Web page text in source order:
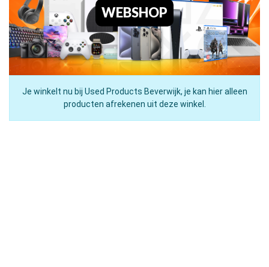
WEBSHOP
Je winkelt nu bij Used Products Beverwijk, je kan hier alleen
producten afrekenen uit deze winkel.